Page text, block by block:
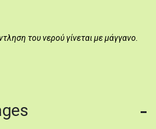
του νερού γίνεται με μάγγανο.